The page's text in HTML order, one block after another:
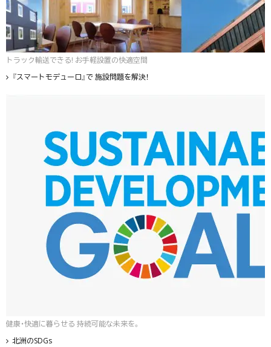
トラック輸送できる! お手軽設置の快適空間
『スマートモデューロ』で 施設問題を解決！
健康・快適に暮らせる 持続可能な未来を。
北洲のSDGs